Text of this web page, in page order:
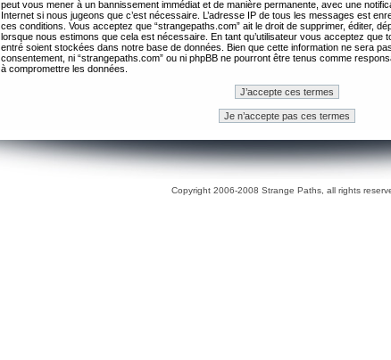
peut vous mener à un bannissement immédiat et de manière permanente, avec une
Internet si nous jugeons que c’est nécessaire. L’adresse IP de tous les messages est
ces conditions. Vous acceptez que “strangepaths.com” ait le droit de supprimer, éditer,
lorsque nous estimons que cela est nécessaire. En tant qu’utilisateur vous acceptez que
entré soient stockées dans notre base de données. Bien que cette information ne sera
consentement, ni “strangepaths.com” ou ni phpBB ne pourront être tenus comme
à compromettre les données.
Copyright 2006-2008 Strange Paths, all rights